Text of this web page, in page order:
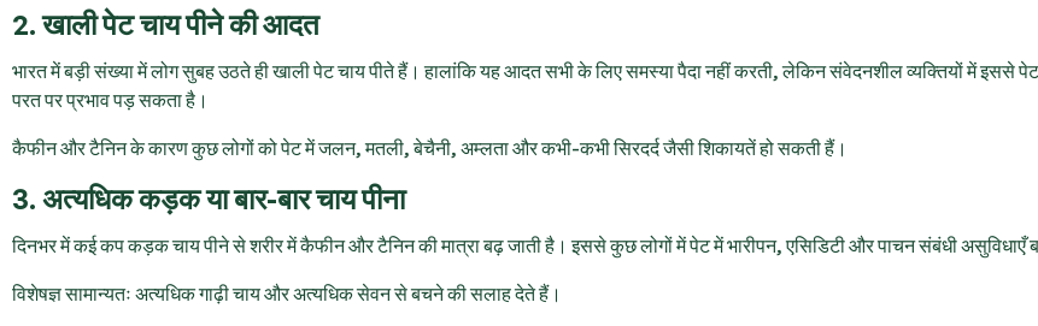
2. खाली पेट चाय पीने की आदत
भारत में बड़ी संख्या में लोग सुबह उठते ही खाली पेट चाय पीते हैं। हालांकि यह आदत सभी के लिए समस्या पैदा नहीं करती, लेकिन संवेदनशील व्यक्तियों में इससे पेट
परत पर प्रभाव पड़ सकता है।
कैफीन और टैनिन के कारण कुछ लोगों को पेट में जलन, मतली, बेचैनी, अम्लता और कभी-कभी सिरदर्द जैसी शिकायतें हो सकती हैं।
3. अत्यधिक कड़क या बार-बार चाय पीना
दिनभर में कई कप कड़क चाय पीने से शरीर में कैफीन और टैनिन की मात्रा बढ़ जाती है। इससे कुछ लोगों में पेट में भारीपन, एसिडिटी और पाचन संबंधी असुविधाएँ
विशेषज्ञ सामान्यतः अत्यधिक गाढ़ी चाय और अत्यधिक सेवन से बचने की सलाह देते हैं।